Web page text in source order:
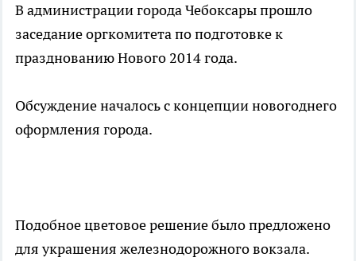
В администрации города Чебоксары прошло
заседание оргкомитета по подготовке к
празднованию Нового 2014 года.
Обсуждение началось с концепции новогоднего
оформления города.
Подобное цветовое решение было предложено
для украшения железнодорожного вокзала.